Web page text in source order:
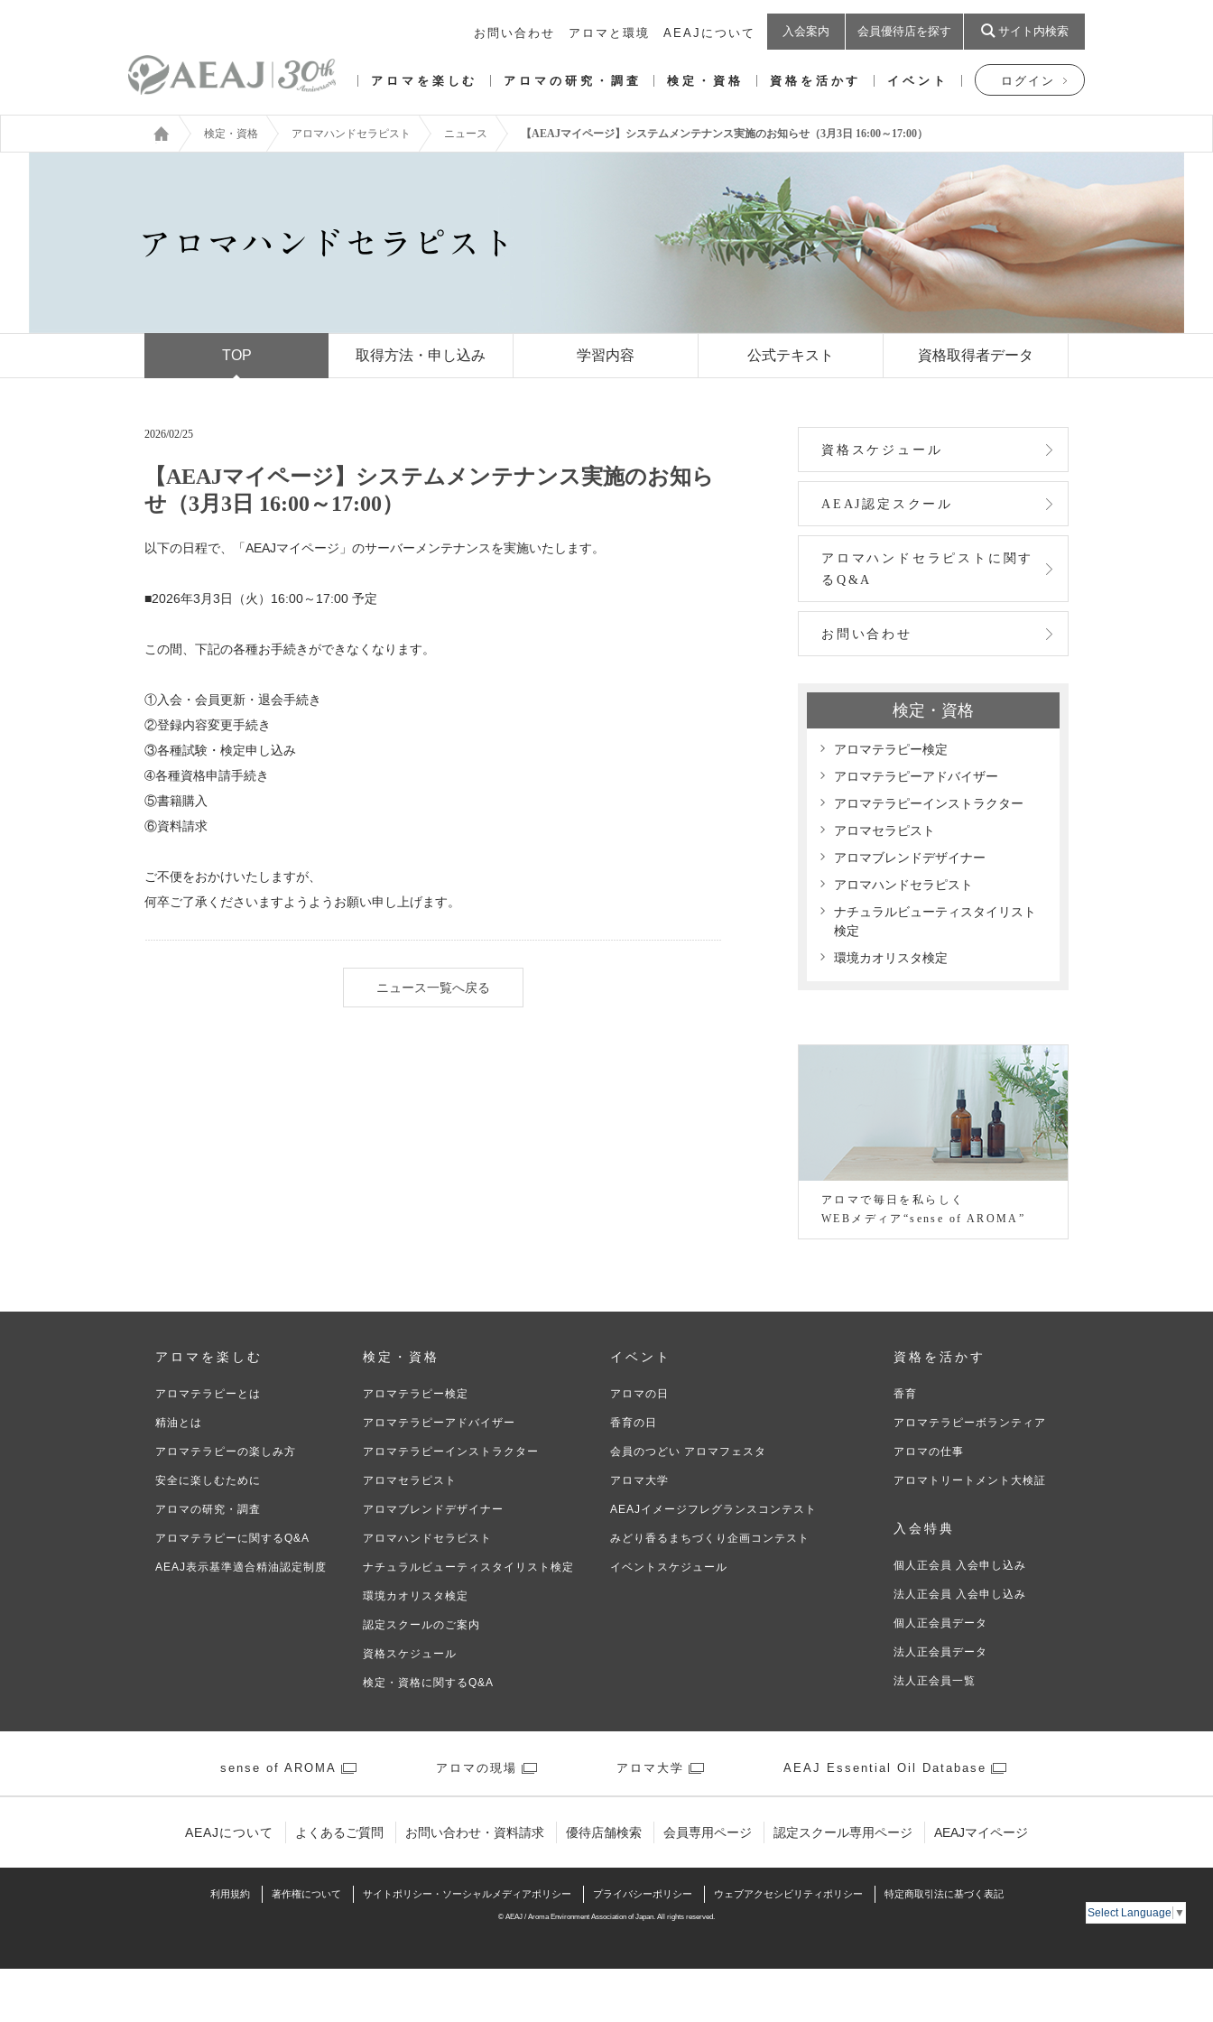
お問い合わせ アロマと環境 AEAJについて 入会案内 会員優待店を探す サイト内検索
アロマを楽しむ アロマの研究・調査 検定・資格 資格を活かす イベント ログイン
検定・資格 アロマハンドセラピスト ニュース 【AEAJマイページ】システムメンテナンス実施のお知らせ（3月3日 16:00～17:00）
TOP 取得方法・申し込み 学習内容 公式テキスト 資格取得者データ
2026/02/25
【AEAJマイページ】システムメンテナンス実施のお知ら
せ（3月3日 16:00～17:00）
以下の日程で、「AEAJマイページ」のサーバーメンテナンスを実施いたします。
■2026年3月3日（火）16:00～17:00 予定
この間、下記の各種お手続きができなくなります。
①入会・会員更新・退会手続き
②登録内容変更手続き
③各種試験・検定申し込み
➃各種資格申請手続き
⑤書籍購入
⑥資料請求
ご不便をおかけいたしますが、
何卒ご了承くださいますようようお願い申し上げます。
ニュース一覧へ戻る
資格スケジュール
AEAJ認定スクール
アロマハンドセラピストに関す
るQ&A
お問い合わせ
検定・資格
アロマテラピー検定
アロマテラピーアドバイザー
アロマテラピーインストラクター
アロマセラピスト
アロマブレンドデザイナー
アロマハンドセラピスト
ナチュラルビューティスタイリスト
検定
環境カオリスタ検定
アロマで毎日を私らしく
WEBメディア“sense of AROMA”
アロマを楽しむ
アロマテラピーとは
精油とは
アロマテラピーの楽しみ方
安全に楽しむために
アロマの研究・調査
アロマテラピーに関するQ&A
AEAJ表示基準適合精油認定制度
検定・資格
アロマテラピー検定
アロマテラピーアドバイザー
アロマテラピーインストラクター
アロマセラピスト
アロマブレンドデザイナー
アロマハンドセラピスト
ナチュラルビューティスタイリスト検定
環境カオリスタ検定
認定スクールのご案内
資格スケジュール
検定・資格に関するQ&A
イベント
アロマの日
香育の日
会員のつどい アロマフェスタ
アロマ大学
AEAJイメージフレグランスコンテスト
みどり香るまちづくり企画コンテスト
イベントスケジュール
資格を活かす
香育
アロマテラピーボランティア
アロマの仕事
アロマトリートメント大検証
入会特典
個人正会員 入会申し込み
法人正会員 入会申し込み
個人正会員データ
法人正会員データ
法人正会員一覧
sense of AROMA アロマの現場 アロマ大学 AEAJ Essential Oil Database
AEAJについて よくあるご質問 お問い合わせ・資料請求 優待店舗検索 会員専用ページ 認定スクール専用ページ AEAJマイページ
利⽤規約 著作権について サイトポリシー・ソーシャルメディアポリシー プライバシーポリシー ウェブアクセシビリティポリシー 特定商取引法に基づく表記
© AEAJ / Aroma Environment Association of Japan. All rights reserved. Select Language ▼